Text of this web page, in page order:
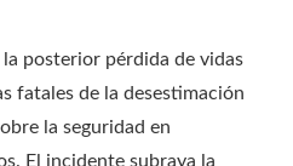
posterior pérdida de vidas
fatales de la desestimación
la seguridad en
El incidente subraya la